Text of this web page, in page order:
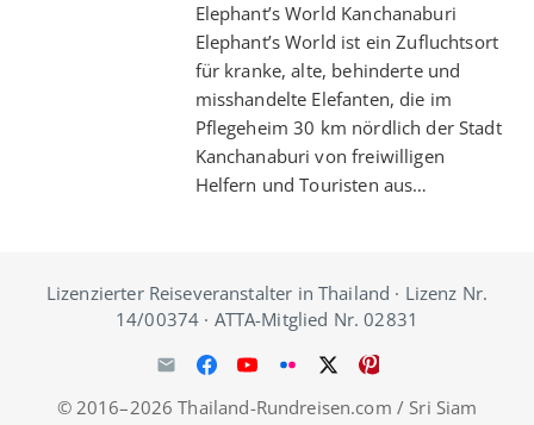
Elephant’s World Kanchanaburi
Elephant’s World ist ein Zufluchtsort
für kranke, alte, behinderte und
misshandelte Elefanten, die im
Pflegeheim 30 km nördlich der Stadt
Kanchanaburi von freiwilligen
Helfern und Touristen aus…
Lizenzierter Reiseveranstalter in Thailand · Lizenz Nr.
14/00374 · ATTA-Mitglied Nr. 02831
© 2016–2026 Thailand-Rundreisen.com / Sri Siam